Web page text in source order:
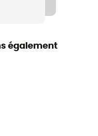
également